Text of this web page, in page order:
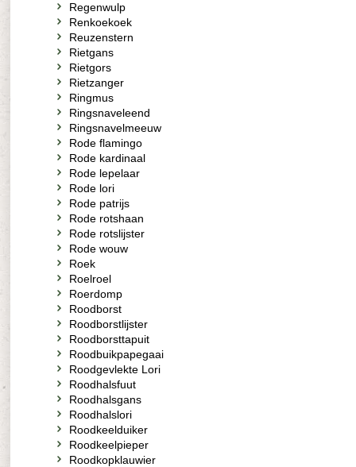
Regenwulp
Renkoekoek
Reuzenstern
Rietgans
Rietgors
Rietzanger
Ringmus
Ringsnaveleend
Ringsnavelmeeuw
Rode flamingo
Rode kardinaal
Rode lepelaar
Rode lori
Rode patrijs
Rode rotshaan
Rode rotslijster
Rode wouw
Roek
Roelroel
Roerdomp
Roodborst
Roodborstlijster
Roodborsttapuit
Roodbuikpapegaai
Roodgevlekte Lori
Roodhalsfuut
Roodhalsgans
Roodhalslori
Roodkeelduiker
Roodkeelpieper
Roodkopklauwier